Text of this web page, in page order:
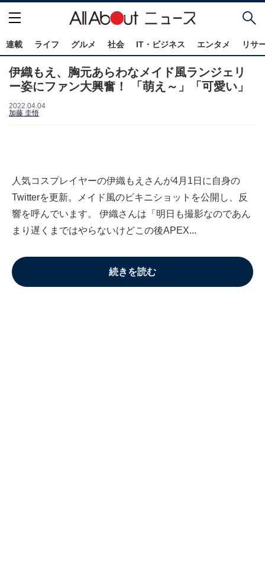
連載 ライフ グルメ 社会 IT・ビジネス エンタメ リサ
伊織もえ、胸元あらわなメイド風ランジェリ
ー姿にファン大興奮！ 「萌え～」「可愛い」
2022.04.04
加藤 圭悟
人気コスプレイヤーの伊織もえさんが4月1日に自身の
Twitterを更新。メイド風のビキニショットを公開し、反
響を呼んでいます。 伊織さんは「明日も撮影なのであん
まり遅くまではやらないけどこの後APEX...
続きを読む